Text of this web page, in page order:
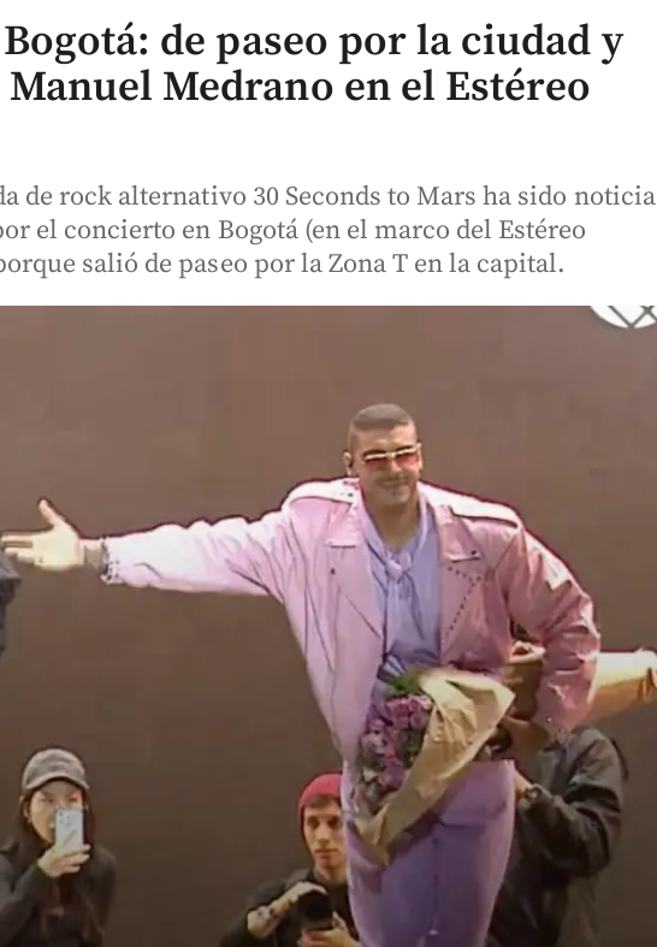
de paseo por la ciudad y
Medrano en el Estéreo
de rock alternativo 30 Seconds to Mars ha sido noticia
el concierto en Bogotá (en el marco del Estéreo
salió de paseo por la Zona T en la capital.